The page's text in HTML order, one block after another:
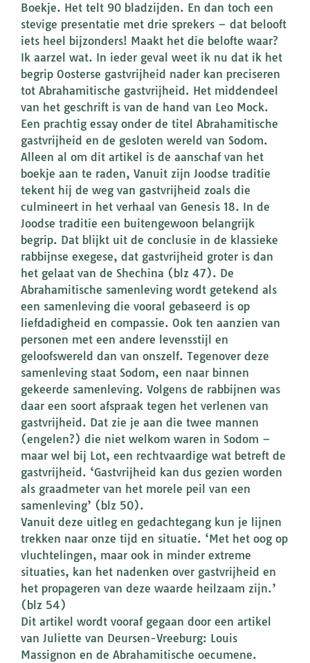
Boekje. Het telt 90 bladzijden. En dan toch een
stevige presentatie met drie sprekers – dat belooft
iets heel bijzonders! Maakt het die belofte waar?
Ik aarzel wat. In ieder geval weet ik nu dat ik het
begrip Oosterse gastvrijheid nader kan preciseren
tot Abrahamitische gastvrijheid. Het middendeel
van het geschrift is van de hand van Leo Mock.
Een prachtig essay onder de titel Abrahamitische
gastvrijheid en de gesloten wereld van Sodom.
Alleen al om dit artikel is de aanschaf van het
boekje aan te raden, Vanuit zijn Joodse traditie
tekent hij de weg van gastvrijheid zoals die
culmineert in het verhaal van Genesis 18. In de
Joodse traditie een buitengewoon belangrijk
begrip. Dat blijkt uit de conclusie in de klassieke
rabbijnse exegese, dat gastvrijheid groter is dan
het gelaat van de Shechina (blz 47). De
Abrahamitische samenleving wordt getekend als
een samenleving die vooral gebaseerd is op
liefdadigheid en compassie. Ook ten aanzien van
personen met een andere levensstijl en
geloofswereld dan van onszelf. Tegenover deze
samenleving staat Sodom, een naar binnen
gekeerde samenleving. Volgens de rabbijnen was
daar een soort afspraak tegen het verlenen van
gastvrijheid. Dat zie je aan die twee mannen
(engelen?) die niet welkom waren in Sodom –
maar wel bij Lot, een rechtvaardige wat betreft de
gastvrijheid. ‘Gastvrijheid kan dus gezien worden
als graadmeter van het morele peil van een
samenleving’ (blz 50).
Vanuit deze uitleg en gedachtegang kun je lijnen
trekken naar onze tijd en situatie. ‘Met het oog op
vluchtelingen, maar ook in minder extreme
situaties, kan het nadenken over gastvrijheid en
het propageren van deze waarde heilzaam zijn.’
(blz 54)
Dit artikel wordt vooraf gegaan door een artikel
van Juliette van Deursen-Vreeburg: Louis
Massignon en de Abrahamitische oecumene.